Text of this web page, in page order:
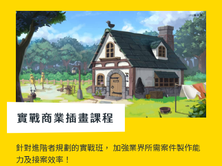
針對進階者規劃的實戰班， 加強業界所需案件製作能
力及接案效率！